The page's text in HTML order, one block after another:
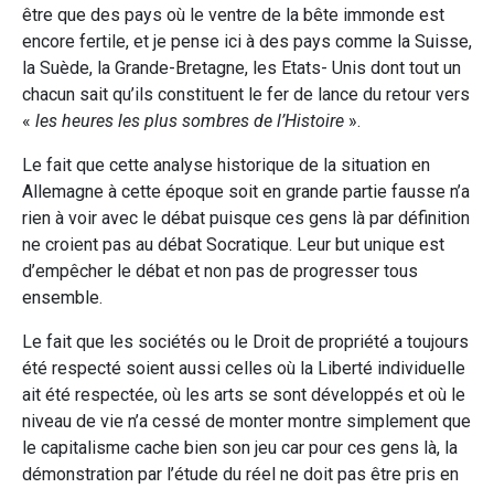
être que des pays où le ventre de la bête immonde est
encore fertile, et je pense ici à des pays comme la Suisse,
la Suède, la Grande-Bretagne, les Etats- Unis dont tout un
chacun sait qu’ils constituent le fer de lance du retour vers
« les heures les plus sombres de l’Histoire ».
Le fait que cette analyse historique de la situation en
Allemagne à cette époque soit en grande partie fausse n’a
rien à voir avec le débat puisque ces gens là par définition
ne croient pas au débat Socratique. Leur but unique est
d’empêcher le débat et non pas de progresser tous
ensemble.
Le fait que les sociétés ou le Droit de propriété a toujours
été respecté soient aussi celles où la Liberté individuelle
ait été respectée, où les arts se sont développés et où le
niveau de vie n’a cessé de monter montre simplement que
le capitalisme cache bien son jeu car pour ces gens là, la
démonstration par l’étude du réel ne doit pas être pris en